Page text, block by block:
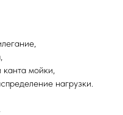
канта мойки,
нагрузки.